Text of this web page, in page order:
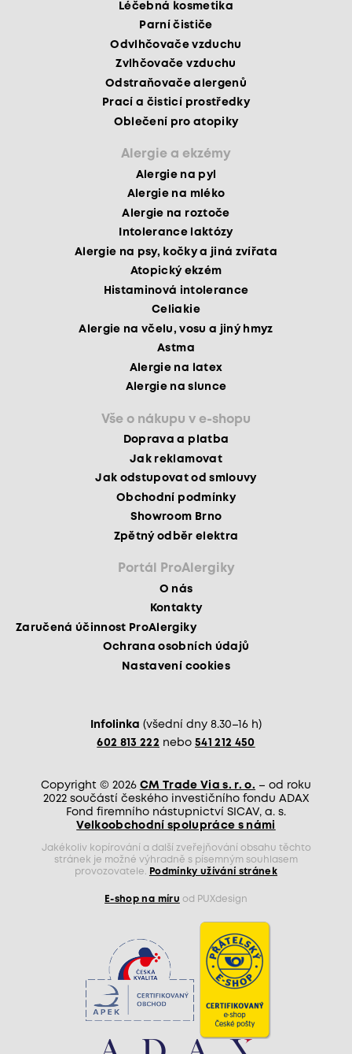
Léčebná kosmetika
Parní čističe
Odvlhčovače vzduchu
Zvlhčovače vzduchu
Odstraňovače alergenů
Prací a čisticí prostředky
Oblečení pro atopiky
Alergie a ekzémy
Alergie na pyl
Alergie na mléko
Alergie na roztoče
Intolerance laktózy
Alergie na psy, kočky a jiná zvířata
Atopický ekzém
Histaminová intolerance
Celiakie
Alergie na včelu, vosu a jiný hmyz
Astma
Alergie na latex
Alergie na slunce
Vše o nákupu v e-shopu
Doprava a platba
Jak reklamovat
Jak odstupovat od smlouvy
Obchodní podmínky
Showroom Brno
Zpětný odběr elektra
Portál ProAlergiky
O nás
Kontakty
Zaručená účinnost ProAlergiky
Ochrana osobních údajů
Nastavení cookies
Infolinka (všední dny 8.30–16 h)
602 813 222 nebo 541 212 450
Copyright © 2026 CM Trade Via s. r. o. – od roku
2022 součástí českého investičního fondu ADAX
Fond firemního nástupnictví SICAV, a. s.
Velkoobchodní spolupráce s námi
Jakékoliv kopírování a další zveřejňování obsahu těchto
stránek je možné výhradně s písemným souhlasem
provozovatele.
Podmínky užívání stránek
E-shop na míru od PUXdesign